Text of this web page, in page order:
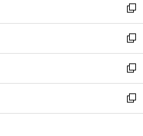
く
ィ
ン
ド
ウ
で
開
く
い
ウ
ィ
ン
ド
ウ
で
開
新
し
い
ウ
ィ
ン
ド
ウ
新
し
い
ウ
ィ
ン
新
し
い
ウ
新
し